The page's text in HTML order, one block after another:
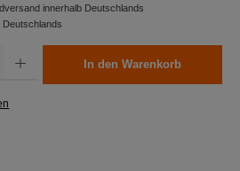
innerhalb Deutschlands
Deutschlands
In den Warenkorb